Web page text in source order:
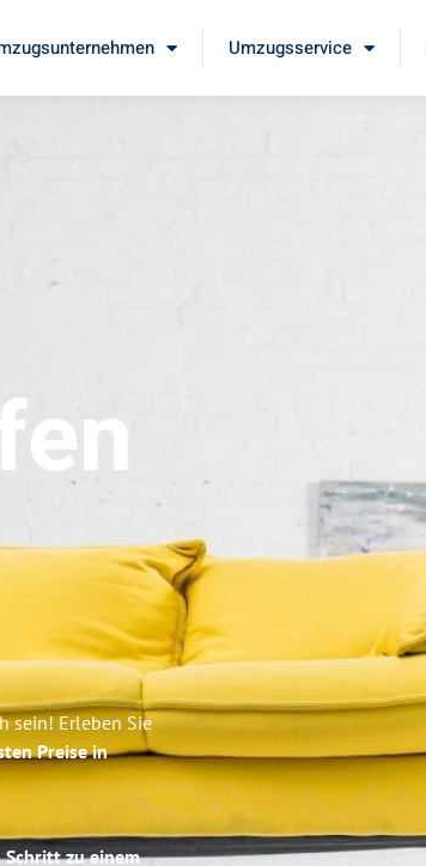
Umzugsservice
sein! Erleben Sie
Preise in
zu einem